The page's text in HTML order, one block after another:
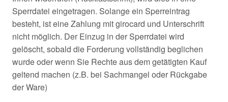
Sperrdatei eingetragen. Solange ein Sperreintrag
besteht, ist eine Zahlung mit girocard und Unterschrift
nicht möglich. Der Einzug in der Sperrdatei wird
gelöscht, sobald die Forderung vollständig beglichen
wurde oder wenn Sie Rechte aus dem getätigten Kauf
geltend machen (z.B. bei Sachmangel oder Rückgabe
der Ware)